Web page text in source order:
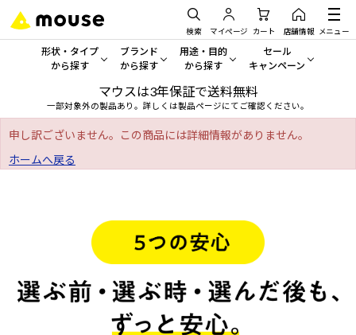
検索 マイページ カート 店舗情報 メニュー
形状・タイプ
から探す
形状・タイプから探す をすべてみる
デスクトップPC
ノートPC
ワークステーション
ブランド
から探す
mouse
G TUNE
NEXTGEAR
MousePro
iiyama
Windows 11| Copilot+ PC
用途・目的
から探す
一般向けパソコン
ゲーミングPC・ゲーム向けパソコン
クリエイティブ向け
学習向けパソコン
スペック/パーツ別
AIおすすめパソコン
セール
キャンペーン
セール・キャンペー
期間限定セール
おすすめ目玉パソコン
今イチオシのパソコンをピ
Windows 11| Copilot+ PC
マウスは3年保証で送料無料
一部対象外の製品あり。詳しくは製品ページにてご確認ください。
申し訳ございません。この商品には詳細情報がありません。
ホームへ戻る